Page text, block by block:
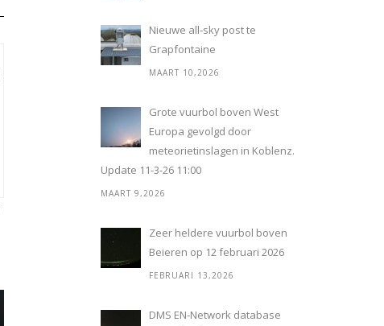
Nieuwe all-sky post te
Grapfontaine
MAART 10,2026
Grote vuurbol boven West
Europa gevolgd door
meteorietinslagen in Koblenz.
Update 11-3-26 11:00
MAART 9,2026
Zeer heldere vuurbol boven
Beieren op 12 februari 2026
FEBRUARI 13,2026
DMS EN-Network database